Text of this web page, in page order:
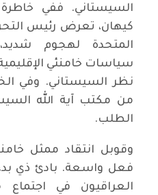
السيستاني. ففي
كيهان، تعرض رئيس
المتحدة لهجوم
سياسات خامنئي
نظر السيستاني. وفي
من مكتب آية الله
الطلب.
وقوبل انتقاد ممثل
فعل واسعة. بادئ ذي
العراقيون في